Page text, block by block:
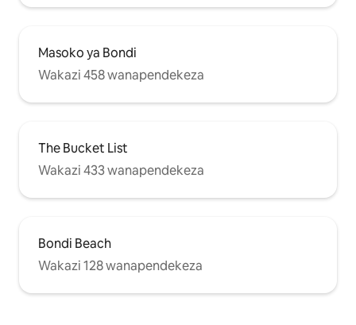
Masoko ya Bondi
Wakazi 458 wanapendekeza
The Bucket List
Wakazi 433 wanapendekeza
Bondi Beach
Wakazi 128 wanapendekeza